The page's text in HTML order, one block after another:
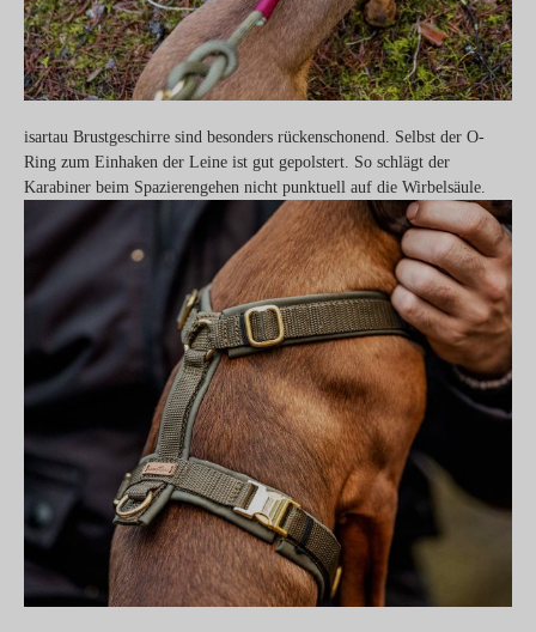
isartau Brustgeschirre sind besonders rückenschonend. Selbst der O-
Ring zum Einhaken der Leine ist gut gepolstert. So schlägt der
Karabiner beim Spazierengehen nicht punktuell auf die Wirbelsäule.